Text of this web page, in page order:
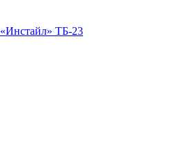
ТБ-23